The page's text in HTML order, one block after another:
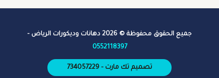
جميع الحقوق محفوظة © 2026 دهانات وديكورات الرياض -
0552118397
تصميم تك مارت - 734057229